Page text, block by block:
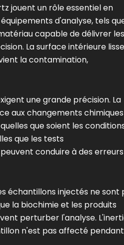
jouent un rôle essentiel en
d'analyse, tels
capable de délivrer les
La surface intérieure lisse
la contamination,
une grande précision. La
aux changements
que soient les
que les tests
conduire à des erreurs
échantillons injectés ne sont
la biochimie et les produits
perturber l'analyse.
n'est pas affecté